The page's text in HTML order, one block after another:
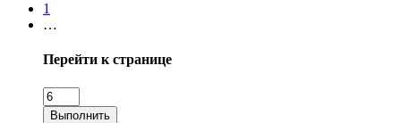
1
…
Перейти к странице
Выполнить